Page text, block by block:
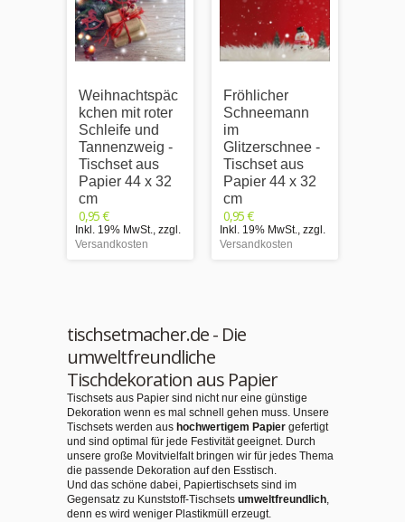
Weihnachtspäc
kchen mit roter
Schleife und
Tannenzweig -
Tischset aus
Papier 44 x 32
cm
0,95 €
Inkl. 19% MwSt., zzgl.
Versandkosten
Fröhlicher
Schneemann
im
Glitzerschnee -
Tischset aus
Papier 44 x 32
cm
0,95 €
Inkl. 19% MwSt., zzgl.
Versandkosten
tischsetmacher.de - Die
umweltfreundliche
Tischdekoration aus Papier
Tischsets aus Papier sind nicht nur eine günstige
Dekoration wenn es mal schnell gehen muss. Unsere
Tischsets werden aus hochwertigem Papier gefertigt
und sind optimal für jede Festivität geeignet. Durch
unsere große Movitvielfalt bringen wir für jedes Thema
die passende Dekoration auf den Esstisch.
Und das schöne dabei, Papiertischsets sind im
Gegensatz zu Kunststoff-Tischsets umweltfreundlich,
denn es wird weniger Plastikmüll erzeugt.